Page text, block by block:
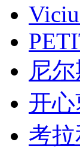
尼
开心
考